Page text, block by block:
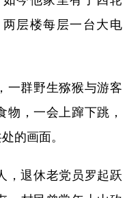
层楼每层一台大电
群野生猕猴与游客
，一会上蹿下跳，
的画面。
退休老党员罗起跃